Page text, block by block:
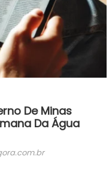
De Minas
Da Água